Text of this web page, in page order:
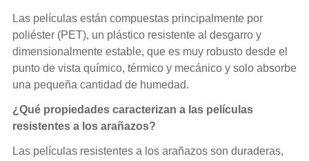
Las películas están compuestas principalmente por
poliéster (PET), un plástico resistente al desgarro y
dimensionalmente estable, que es muy robusto desde el
punto de vista químico, térmico y mecánico y solo absorbe
una pequeña cantidad de humedad.
¿Qué propiedades caracterizan a las películas
resistentes a los arañazos?
Las películas resistentes a los arañazos son duraderas,